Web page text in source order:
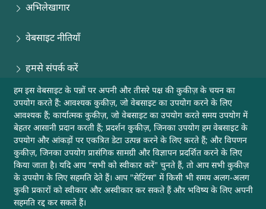
हम इस वेबसाइट के पन्नों पर अपनी और तीसरे पक्ष की कुकीज़ के चयन का
उपयोग करते हैं: आवश्यक कुकीज़, जो वेबसाइट का उपयोग करने के लिए
आवश्यक हैं; कार्यात्मक कुकीज़, जो वेबसाइट का उपयोग करते समय उपयोग में
बेहतर आसानी प्रदान करती हैं; प्रदर्शन कुकीज़, जिनका उपयोग हम वेबसाइट के
उपयोग और आंकड़ों पर एकत्रित डेटा उत्पन्न करने के लिए करते हैं; और विपणन
कुकीज़, जिनका उपयोग प्रासंगिक सामग्री और विज्ञापन प्रदर्शित करने के लिए
किया जाता है। यदि आप "सभी को स्वीकार करें" चुनते हैं, तो आप सभी कुकीज़
के उपयोग के लिए सहमति देते हैं। आप "सेटिंग्स" में किसी भी समय अलग-अलग
कुकी प्रकारों को स्वीकार और अस्वीकार कर सकते हैं और भविष्य के लिए अपनी
सहमति रद्द कर सकते हैं।
अभिलेखागार
वेबसाइट नीतियाँ
हमसे संपर्क करें
साइटमैप
मदद
अन्य उपयोगी लिंक
यह वेबसाइट डीआरडीओ, रक्षा मंत्रालय, भारत सरकार की है